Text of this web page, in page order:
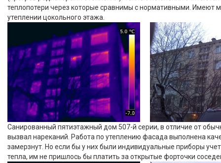
теплопотери через которые сравнимы с нормативными. Имеют
утеплении цокольного этажа.
Санированный пятиэтажный дом 507-й серии, в отличие от
вызвал нареканий. Работа по утеплению фасада выполнена
замерзнут. Но если бы у них были индивидуальные приборы
тепла, им не пришлось бы платить за открытые форточки